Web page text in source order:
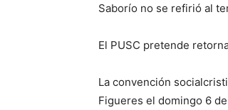
Saborío no se refirió al
El PUSC pretende
La convención
Figueres el domingo 6